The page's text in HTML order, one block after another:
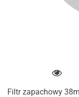
Filtr zapachowy